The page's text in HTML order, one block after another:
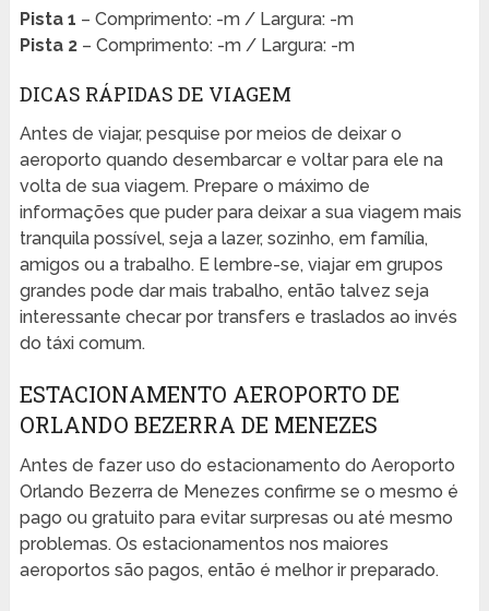
Pista 1 – Comprimento: -m / Largura: -m
Pista 2– Comprimento: -m / Largura: -m
DICAS RÁPIDAS DE VIAGEM
Antes de viajar, pesquise por meios de deixar o
aeroporto quando desembarcar e voltar para ele na
volta de sua viagem. Prepare o máximo de
informações que puder para deixar a sua viagem mais
tranquila possível, seja a lazer, sozinho, em família,
amigos ou a trabalho. E lembre-se, viajar em grupos
grandes pode dar mais trabalho, então talvez seja
interessante checar por transfers e traslados ao invés
do táxi comum.
ESTACIONAMENTO AEROPORTO DE
ORLANDO BEZERRA DE MENEZES
Antes de fazer uso do estacionamento do Aeroporto
Orlando Bezerra de Menezes confirme se o mesmo é
pago ou gratuito para evitar surpresas ou até mesmo
problemas. Os estacionamentos nos maiores
aeroportos são pagos, então é melhor ir preparado.